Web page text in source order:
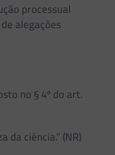
processual
alegações
no § 4º do art.
da ciência.” (NR)